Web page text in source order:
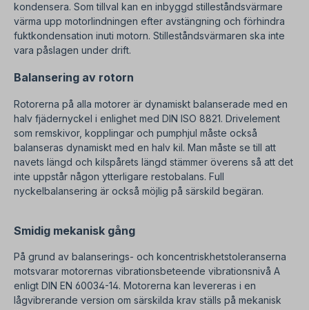
kondensera. Som tillval kan en inbyggd stilleståndsvärmare
värma upp motorlindningen efter avstängning och förhindra
fuktkondensation inuti motorn. Stilleståndsvärmaren ska inte
vara påslagen under drift.
Balansering av rotorn
Rotorerna på alla motorer är dynamiskt balanserade med en
halv fjädernyckel i enlighet med DIN ISO 8821. Drivelement
som remskivor, kopplingar och pumphjul måste också
balanseras dynamiskt med en halv kil. Man måste se till att
navets längd och kilspårets längd stämmer överens så att det
inte uppstår någon ytterligare restobalans. Full
nyckelbalansering är också möjlig på särskild begäran.
Smidig mekanisk gång
På grund av balanserings- och koncentriskhetstoleranserna
motsvarar motorernas vibrationsbeteende vibrationsnivå A
enligt DIN EN 60034-14. Motorerna kan levereras i en
lågvibrerande version om särskilda krav ställs på mekanisk